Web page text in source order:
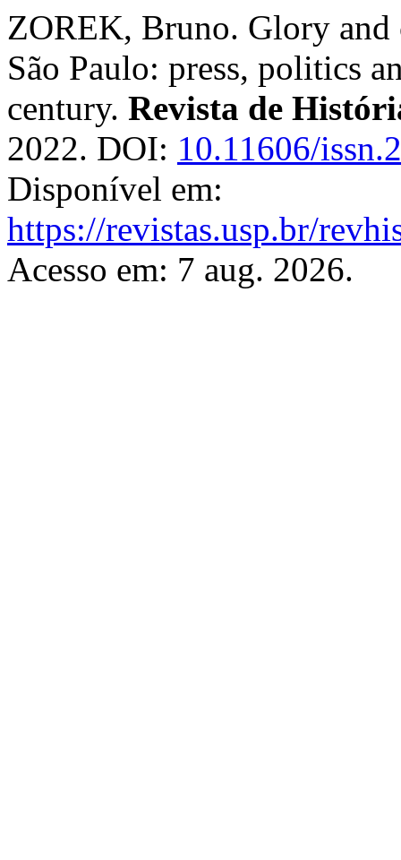
ZOREK, Bruno. Glory
São Paulo: press, politics
century. Revista de
2022. DOI: 10.11606/
Disponível em:
https://revistas.usp.br/
Acesso em: 7 aug. 2026.